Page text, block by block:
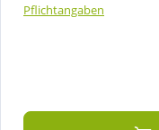
Pflichtangaben